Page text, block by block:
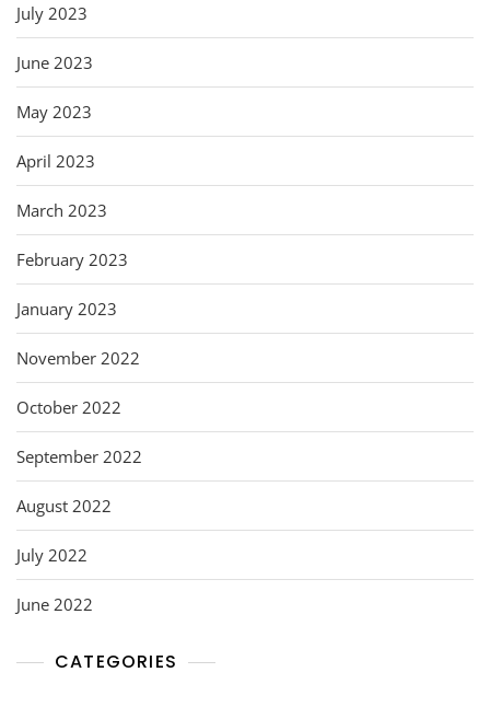
July 2023
June 2023
May 2023
April 2023
March 2023
February 2023
January 2023
November 2022
October 2022
September 2022
August 2022
July 2022
June 2022
CATEGORIES